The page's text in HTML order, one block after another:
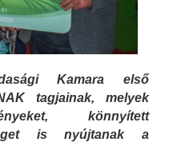
Kamara első
tagjainak, melyek
könnyített
is nyújtanak a